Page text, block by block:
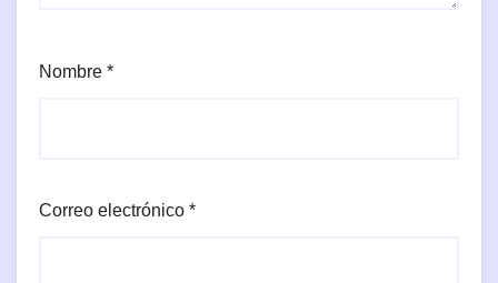
Nombre *
Correo electrónico *